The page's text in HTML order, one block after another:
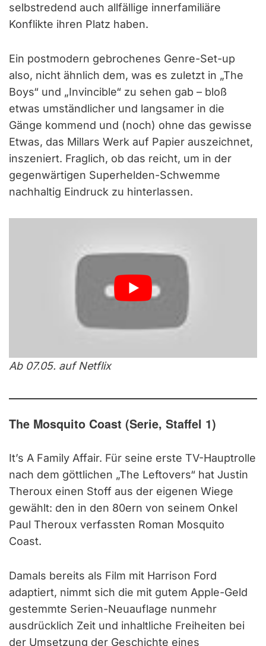
selbstredend auch allfällige innerfamiliäre
Konflikte ihren Platz haben.
Ein postmodern gebrochenes Genre-Set-up
also, nicht ähnlich dem, was es zuletzt in „The
Boys“ und „Invincible“ zu sehen gab – bloß
etwas umständlicher und langsamer in die
Gänge kommend und (noch) ohne das gewisse
Etwas, das Millars Werk auf Papier auszeichnet,
inszeniert. Fraglich, ob das reicht, um in der
gegenwärtigen Superhelden-Schwemme
nachhaltig Eindruck zu hinterlassen.
Ab 07.05. auf Netflix
The Mosquito Coast (Serie, Staffel 1)
It’s A Family Affair. Für seine erste TV-Hauptrolle
nach dem göttlichen „The Leftovers“ hat Justin
Theroux einen Stoff aus der eigenen Wiege
gewählt: den in den 80ern von seinem Onkel
Paul Theroux verfassten Roman Mosquito
Coast.
Damals bereits als Film mit Harrison Ford
adaptiert, nimmt sich die mit gutem Apple-Geld
gestemmte Serien-Neuauflage nunmehr
ausdrücklich Zeit und inhaltliche Freiheiten bei
der Umsetzung der Geschichte eines